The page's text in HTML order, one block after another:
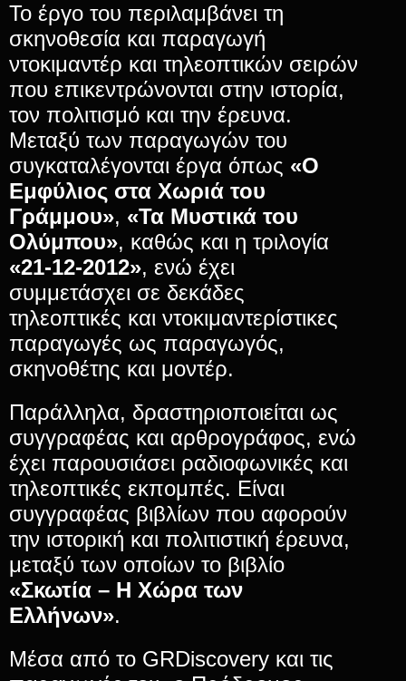
Το έργο του περιλαμβάνει τη
σκηνοθεσία και παραγωγή
ντοκιμαντέρ και τηλεοπτικών σειρών
που επικεντρώνονται στην ιστορία,
τον πολιτισμό και την έρευνα.
Μεταξύ των παραγωγών του
συγκαταλέγονται έργα όπως «Ο
Εμφύλιος στα Χωριά του
Γράμμου», «Τα Μυστικά του
Ολύμπου», καθώς και η τριλογία
«21-12-2012», ενώ έχει
συμμετάσχει σε δεκάδες
τηλεοπτικές και ντοκιμαντερίστικες
παραγωγές ως παραγωγός,
σκηνοθέτης και μοντέρ.
Παράλληλα, δραστηριοποιείται ως
συγγραφέας και αρθρογράφος, ενώ
έχει παρουσιάσει ραδιοφωνικές και
τηλεοπτικές εκπομπές. Είναι
συγγραφέας βιβλίων που αφορούν
την ιστορική και πολιτιστική έρευνα,
μεταξύ των οποίων το βιβλίο
«Σκωτία – Η Χώρα των
Ελλήνων».
Μέσα από το GRDiscovery και τις